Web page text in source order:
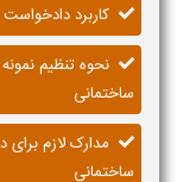
کاربرد
نحوه تنظیم
ساختمانی
مدارک لازم
ساختمانی